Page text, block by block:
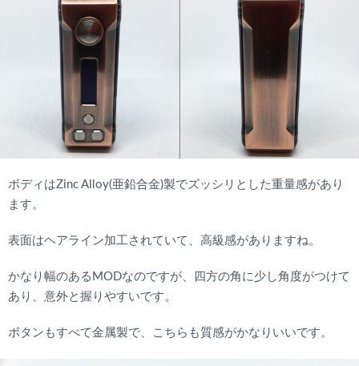
ボディはZinc Alloy(亜鉛合金)製でズッシリとした重量感があり
ます。
表面はヘアライン加工されていて、高級感がありますね。
かなり幅のあるMODなのですが、四方の角に少し角度がつけて
あり、意外と握りやすいです。
ボタンもすべて金属製で、こちらも質感がかなりいいです。